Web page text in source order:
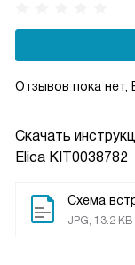
Скачать
Elica KIT0038782
Схема
JPG, 13.2 KB
Отзывов пока